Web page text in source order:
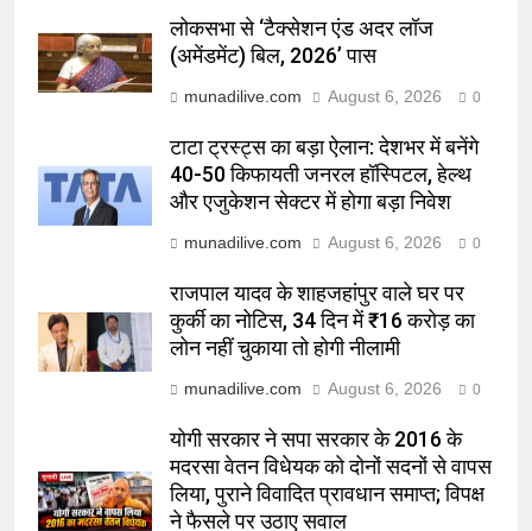
लोकसभा से ‘टैक्सेशन एंड अदर लॉज
(अमेंडमेंट) बिल, 2026’ पास
munadilive.com August 6, 2026 0
टाटा ट्रस्ट्स का बड़ा ऐलान: देशभर में बनेंगे
40-50 किफायती जनरल हॉस्पिटल, हेल्थ
और एजुकेशन सेक्टर में होगा बड़ा निवेश
munadilive.com August 6, 2026 0
राजपाल यादव के शाहजहांपुर वाले घर पर
कुर्की का नोटिस, 34 दिन में ₹16 करोड़ का
लोन नहीं चुकाया तो होगी नीलामी
munadilive.com August 6, 2026 0
योगी सरकार ने सपा सरकार के 2016 के
मदरसा वेतन विधेयक को दोनों सदनों से वापस
लिया, पुराने विवादित प्रावधान समाप्त; विपक्ष
ने फैसले पर उठाए सवाल